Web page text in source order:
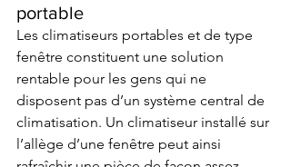
portable
Les climatiseurs portables et de type
fenêtre constituent une solution
rentable pour les gens qui ne
disposent pas d’un système central de
climatisation. Un climatiseur installé sur
l’allège d’une fenêtre peut ainsi